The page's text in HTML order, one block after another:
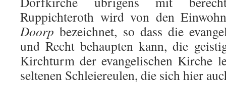
Ruppichteroth wird von den
Doorp bezeichnet, so dass die
und Recht behaupten kann, die
Kirchturm der evangelischen Kirche
seltenen Schleiereulen, die sich hier